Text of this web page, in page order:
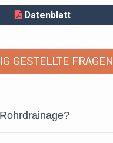
Datenblatt
GESTELLTE FRAGEN